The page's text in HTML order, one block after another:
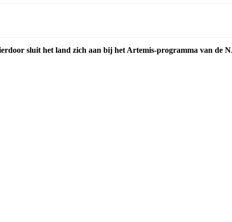
sluit het land zich aan bij het Artemis-programma van de